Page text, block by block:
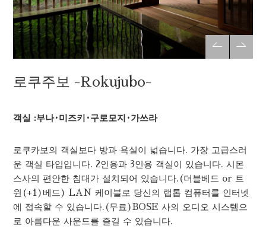
로쿠주보 -Rokujubo-
객실 :부나·미즈키·구로모지·가쓰라
로쿠카보의 객실보다 방과 욕실이 넓습니다. 가장 고급스러
운 객실 타입입니다. 2인용과 3인용 객실이 있습니다. 시몬
스사의 편안한 침대가 설치되어 있습니다.(더블베드 or 트
윈(+1)베드) LAN 케이블로 당신의 랩톱 컴퓨터를 인터넷
에 접속할 수 있습니다.(무료)BOSE 사의 오디오 시스템으
로 아름다운 사운드를 즐길 수 있습니다.